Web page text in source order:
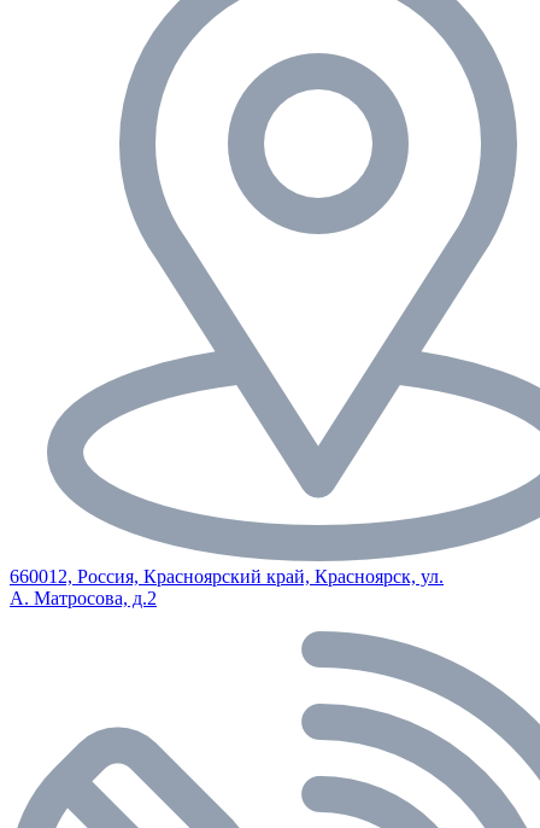
660012, Россия, Красноярский край, Красноярск, ул.
А. Матросова, д.2